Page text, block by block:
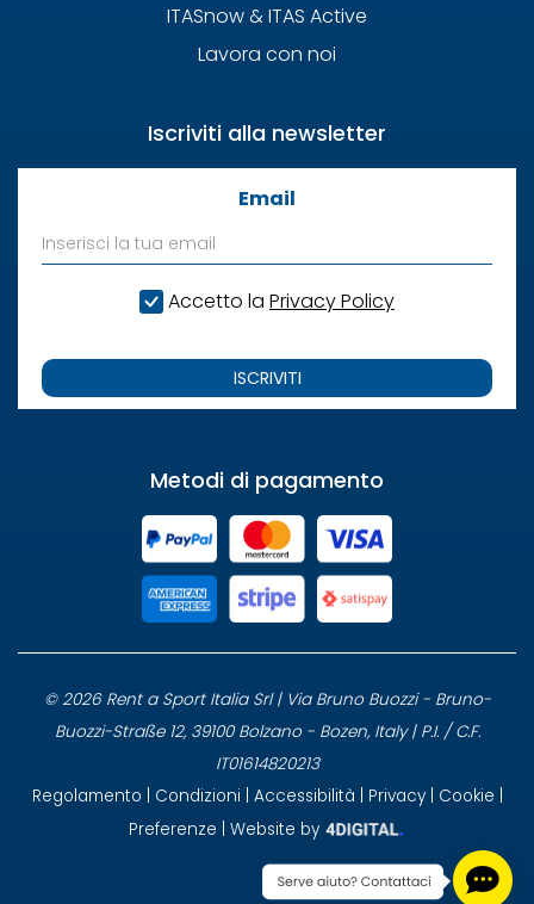
ITASnow & ITAS Active
Lavora con noi
Iscriviti alla newsletter
Email
Accetto la Privacy Policy
ISCRIVITI
Metodi di pagamento
© 2026 Rent a Sport Italia Srl | Via Bruno Buozzi - Bruno-
Buozzi-Straße 12, 39100 Bolzano - Bozen, Italy | P.I. / C.F.
IT01614820213
Regolamento
Condizioni Accessibilità Privacy| Cookie
Preferenze | Website by